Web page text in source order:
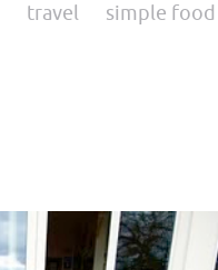
travel simple food